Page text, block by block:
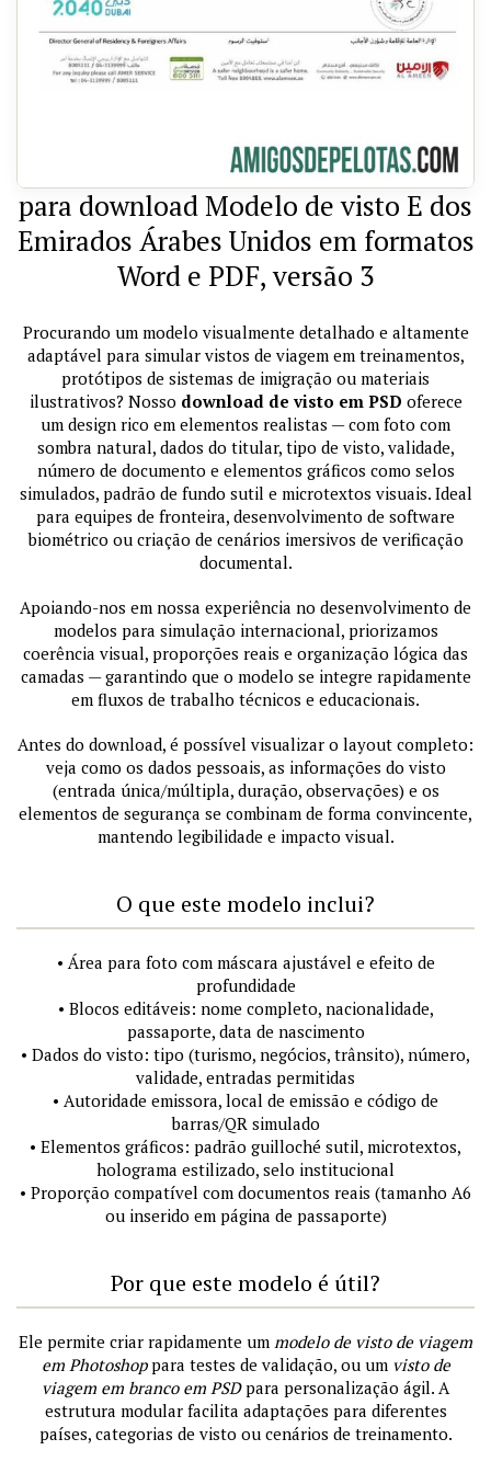
para download Modelo de visto E dos
Emirados Árabes Unidos em formatos
Word e PDF, versão 3
Procurando um modelo visualmente detalhado e altamente
adaptável para simular vistos de viagem em treinamentos,
protótipos de sistemas de imigração ou materiais
ilustrativos? Nosso download de visto em PSD oferece
um design rico em elementos realistas — com foto com
sombra natural, dados do titular, tipo de visto, validade,
número de documento e elementos gráficos como selos
simulados, padrão de fundo sutil e microtextos visuais. Ideal
para equipes de fronteira, desenvolvimento de software
biométrico ou criação de cenários imersivos de verificação
documental.
Apoiando-nos em nossa experiência no desenvolvimento de
modelos para simulação internacional, priorizamos
coerência visual, proporções reais e organização lógica das
camadas — garantindo que o modelo se integre rapidamente
em fluxos de trabalho técnicos e educacionais.
Antes do download, é possível visualizar o layout completo:
veja como os dados pessoais, as informações do visto
(entrada única/múltipla, duração, observações) e os
elementos de segurança se combinam de forma convincente,
mantendo legibilidade e impacto visual.
O que este modelo inclui?
• Área para foto com máscara ajustável e efeito de
profundidade
• Blocos editáveis: nome completo, nacionalidade,
passaporte, data de nascimento
• Dados do visto: tipo (turismo, negócios, trânsito), número,
validade, entradas permitidas
• Autoridade emissora, local de emissão e código de
barras/QR simulado
• Elementos gráficos: padrão guilloché sutil, microtextos,
holograma estilizado, selo institucional
• Proporção compatível com documentos reais (tamanho A6
ou inserido em página de passaporte)
Por que este modelo é útil?
Ele permite criar rapidamente um modelo de visto de viagem
em Photoshoppara testes de validação, ou um visto de
viagem em branco em PSDpara personalização ágil. A
estrutura modular facilita adaptações para diferentes
países, categorias de visto ou cenários de treinamento.